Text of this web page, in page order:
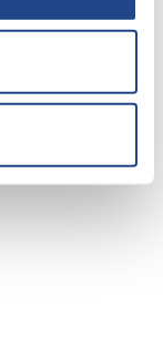
9 / 61
Fiat 180